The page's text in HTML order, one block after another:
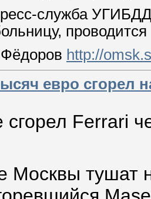
служба
проводится
http://
евро сгорел
сгорел Ferrari
Москвы тушат